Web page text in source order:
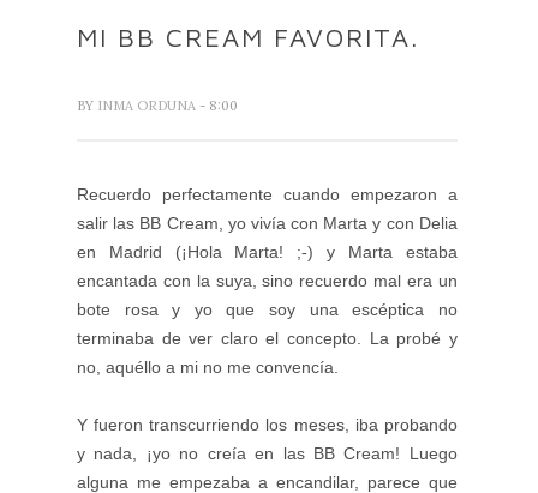
MI BB CREAM FAVORITA.
BY INMA ORDUNA - 8:00
Recuerdo perfectamente cuando empezaron a
salir las BB Cream, yo vivía con Marta y con Delia
en Madrid (¡Hola Marta! ;-) y Marta estaba
encantada con la suya, sino recuerdo mal era un
bote rosa y yo que soy una escéptica no
terminaba de ver claro el concepto. La probé y
no, aquéllo a mi no me convencía.
Y fueron transcurriendo los meses, iba probando
y nada, ¡yo no creía en las BB Cream! Luego
alguna me empezaba a encandilar, parece que